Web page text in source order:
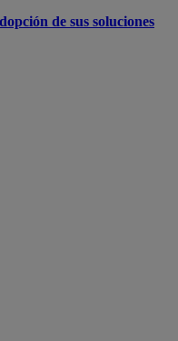
de sus soluciones